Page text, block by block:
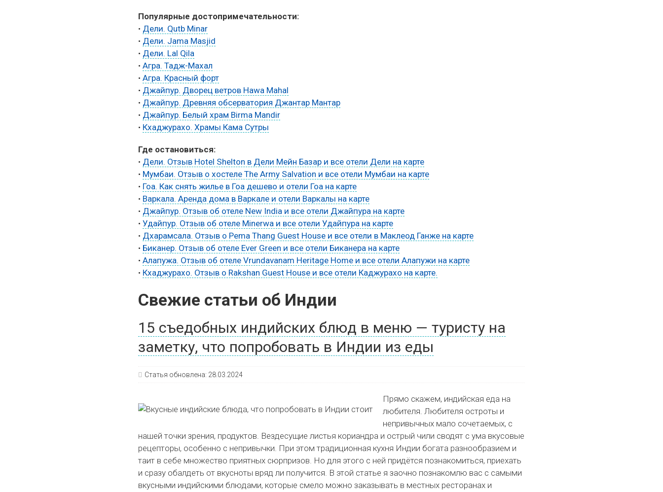
Популярные достопримечательности:
• Дели. Qutb Minar
• Дели. Jama Masjid
• Дели. Lal Qila
•Агра. Тадж-Махал
•Агра. Красный форт
• Джайпур. Дворец ветров Hawa Mahal
• Джайпур. Древняя обсерватория Джантар Мантар
• Джайпур. Белый храм Birma Mandir
• Кхаджурахо. Храмы Кама Сутры
Где остановиться:
• Дели. Отзыв Hotel Shelton в Дели Мейн Базар и все отели Дели на карте
• Мумбаи. Отзыв о хостеле The Army Salvation и все отели Мумбаи на карте
• Гоа. Как снять жилье в Гоа дешево и отели Гоа на карте
• Варкала. Аренда дома в Варкале и отели Варкалы на карте
• Джайпур. Отзыв об отеле New India и все отели Джайпура на карте
•Удайпур. Отзыв об отеле Minerwa и все отели Удайпура на карте
• Дхарамсала. Отзыв о Pema Thang Guest House и все отели в Маклеод Ганже на карте
• Биканер. Отзыв об отеле Ever Green и все отели Биканера на карте
•Алапужа. Отзыв об отеле Vrundavanam Heritage Home и все отели Алапужи на карте
• Кхаджурахо. Отзыв о Rakshan Guest House и все отели Каджурахо на карте.
Свежие статьи об Индии
15 съедобных индийских блюд в меню — туристу на
заметку, что попробовать в Индии из еды
Статья обновлена: 28.03.2024
Прямо скажем, индийская еда на
любителя. Любителя остроты и
непривычных мало сочетаемых, с
нашей точки зрения, продуктов. Вездесущие листья кориандра и острый чили сводят с ума вкусовые
рецепторы, особенно с непривычки. При этом традиционная кухня Индии богата разнообразием и
таит в себе множество приятных сюрпризов. Но для этого с ней придётся познакомиться, приехать
и сразу обалдеть от вкусноты вряд ли получится. В этой статье я заочно познакомлю вас с самыми
вкусными индийскими блюдами, которые смело можно заказывать в местных ресторанах и